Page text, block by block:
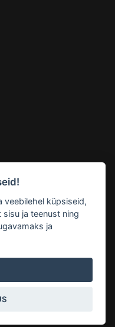
veebilehel küpsiseid,
ja teenust ning
ja